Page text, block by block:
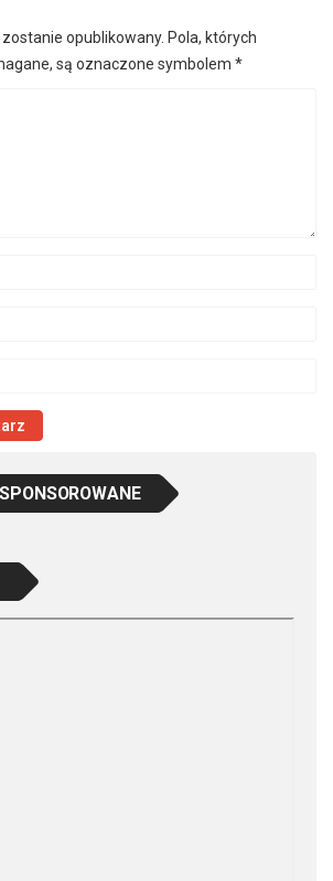
opublikowany. Pola, których
są oznaczone symbolem *